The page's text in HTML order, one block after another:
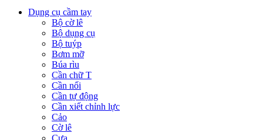
Dụng cụ cầm tay
Bộ cờ lê
Bộ dụng cụ
Bộ tuýp
Bơm mỡ
Búa rìu
Cần chữ T
Cần nối
Cần tự động
Cần xiết chỉnh lực
Cảo
Cờ lê
Cưa